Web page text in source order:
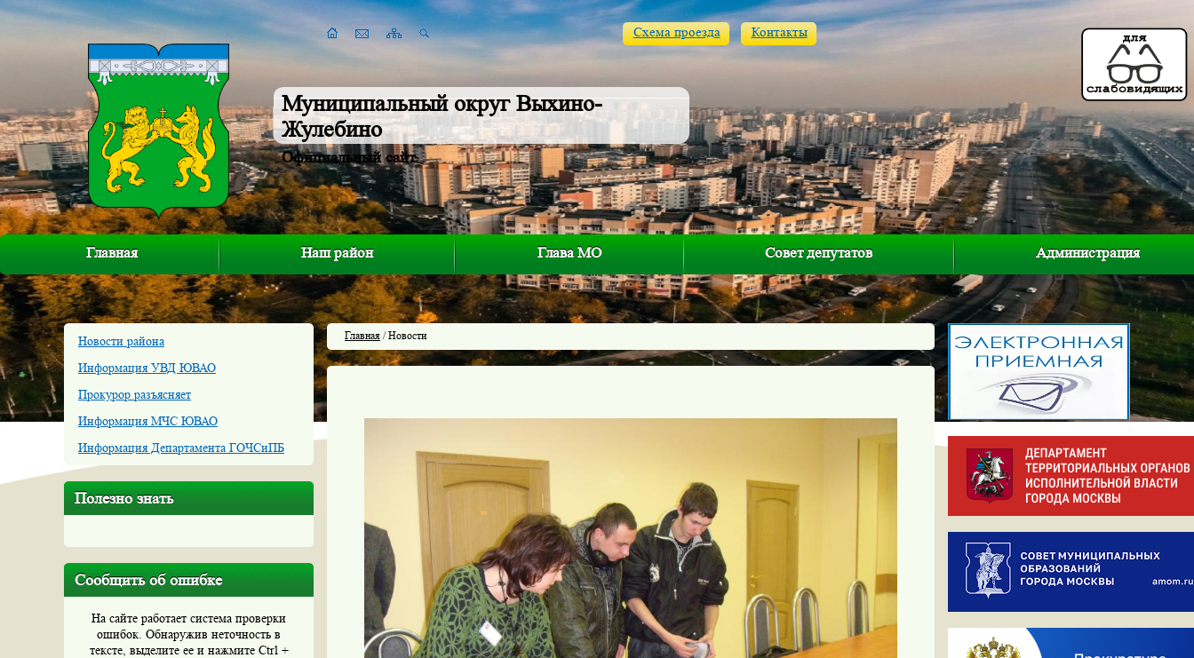
Муниципальный округ Выхино-
Жулебино
Официальный сайт
Схема проезда Контакты
Главная Наш район Глава МО Совет депутатов Администрация
Новости района
Информация УВД ЮВАО
Прокурор разъясняет
Информация МЧС ЮВАО
Информация Департамента ГОЧСиПБ
Полезно знать
Сообщить об ошибке
На сайте работает система проверки
ошибок. Обнаружив неточность в
тексте, выделите ее и нажмите Ctrl +
Главная / Новости